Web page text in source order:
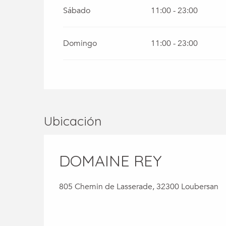
Sábado 11:00 - 23:00
Domingo 11:00 - 23:00
Ubicación
DOMAINE REY
805 Chemin de Lasserade, 32300 Loubersan